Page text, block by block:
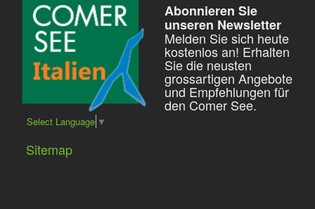
Select Language ▼
Sitemap
Abonnieren Sie
unseren Newsletter
Melden Sie sich heute
kostenlos an! Erhalten
Sie die neusten
grossartigen Angebote
und Empfehlungen für
den Comer See.